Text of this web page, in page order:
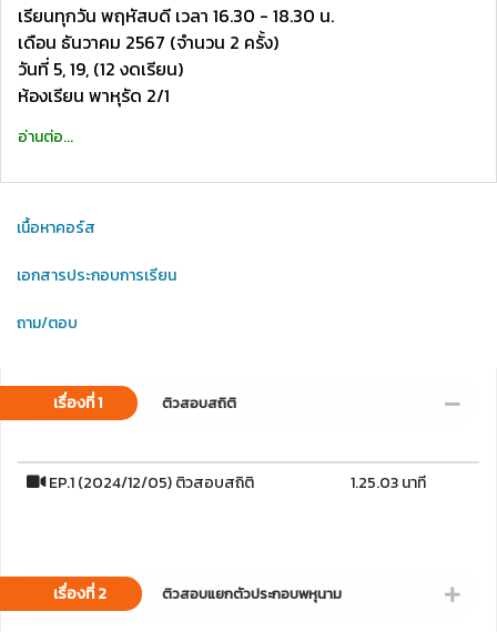
เรียนทุกวัน พฤหัสบดี เวลา 16.30 - 18.30 น.
เดือน ธันวาคม 2567 (จำนวน 2 ครั้ง)
วันที่ 5, 19, (12 งดเรียน)
ห้องเรียน พาหุรัด 2/1
อ่านต่อ...
เนื้อหาคอร์ส
เอกสารประกอบการเรียน
ถาม/ตอบ
เรื่องที่ 1 ติวสอบสถิติ
EP.1 (2024/12/05) ติวสอบสถิติ 1.25.03 นาที
เรื่องที่ 2 ติวสอบแยกตัวประกอบพหุนาม